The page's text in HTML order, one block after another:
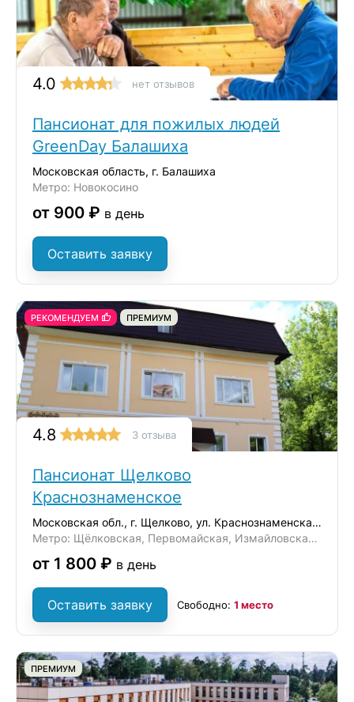
4.0 нет отзывов
Пансионат для пожилых людей
GreenDay Балашиха
Московская область, г. Балашиха
Метро: Новокосино
от 900 ₽ в день
Оставить заявку
РЕКОМЕНДУЕМ ПРЕМИУМ
4.8 3 отзыва
Пансионат Щелково
Краснознаменское
Московская обл., г. Щелково, ул. Краснознаменская 15/3
Метро: Щёлковская, Первомайская, Измайловская, Черкизовская
от 1 800 ₽ в день
Оставить заявку Свободно: 1 место
ПРЕМИУМ